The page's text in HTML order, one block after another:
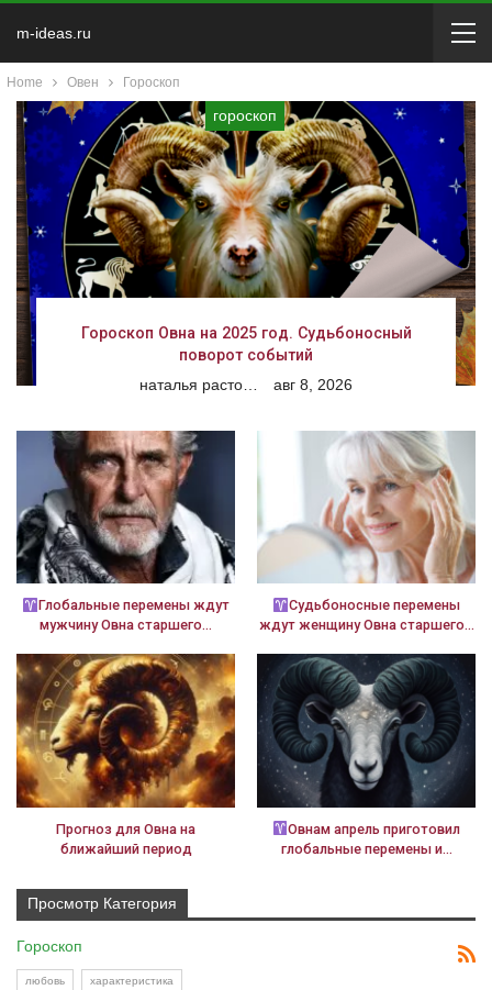
m-ideas.ru
Home Овен Гороскоп
гороскоп
Гороскоп Овна на 2025 год. Судьбоносный
поворот событий
авг 8, 2026
Глобальные перемены ждут
мужчину Овна старшего…
Прогноз для Овна на
ближайший период
Судьбоносные перемены
ждут женщину Овна старшего…
Овнам апрель приготовил
глобальные перемены и…
Просмотр Категория
Гороскоп
любовь характеристика